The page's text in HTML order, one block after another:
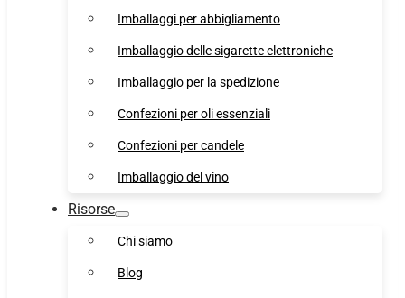
Imballaggi per abbigliamento
Imballaggio delle sigarette elettroniche
Imballaggio per la spedizione
Confezioni per oli essenziali
Confezioni per candele
Imballaggio del vino
Risorse
Chi siamo
Blog